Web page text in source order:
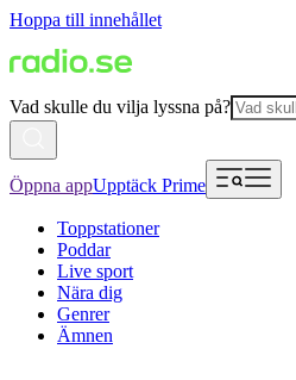
Hoppa till innehållet
Vad skulle du vilja lyssna på?
Öppna appUpptäck Prime
Toppstationer
Poddar
Live sport
Nära dig
Genrer
Ämnen